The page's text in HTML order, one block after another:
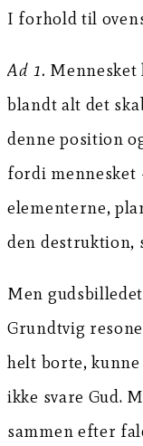
I forhold til
Ad 1.
blandt alt det
denne position
fordi mennesket
elementerne,
den destruktion,
Men
Grundtvig
helt borte,
ikke svare Gud.
sammen efter